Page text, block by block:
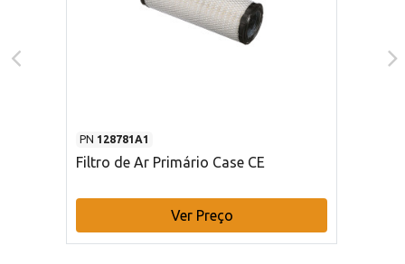
PN 128781A1
Filtro de Ar Primário Case CE
Ver Preço